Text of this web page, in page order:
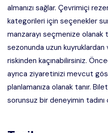
almanızı sağlar. Çevrimiçi
kategorileri için seçenekler
manzarayı seçmenize olanak
sezonunda uzun
riskinden kaçınabilirsiniz.
ayrıca ziyaretinizi mevcut
planlamanıza olanak tanır.
sorunsuz bir deneyimin tadını